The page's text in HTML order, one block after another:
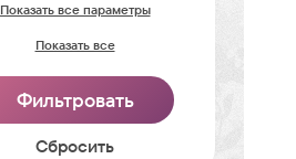
Показать все параметры
Показать все
Cбросить